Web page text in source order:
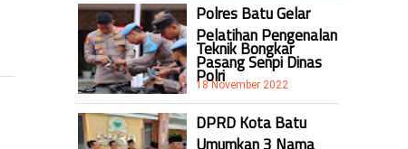
Polres Batu Gelar
Pelatihan Pengenalan
Teknik Bongkar
Pasang Senpi Dinas
Polri
18 November 2022
DPRD Kota Batu
Umumkan 3 Nama